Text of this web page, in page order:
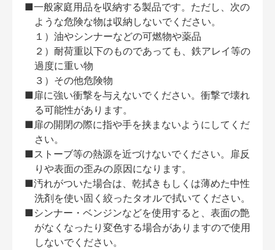
■一般家庭用品を収納する製品です。ただし、次の
ような危険な物は収納しないでください。
１）油やシンナーなどの可燃物や薬品
２）耐荷重以下のものであっても、鉄アレイ等の
過度に重い物
３）その他危険物
■扉に強い衝撃を与えないでください。衝撃で壊れ
る可能性があります。
■扉の開閉の際に指や手を挟まないようにしてくだ
さい。
■ストーブ等の熱源を近づけないでください。扉反
りや表面の歪みの原因になります。
■汚れがついた場合は、乾拭きもしくは薄めた中性
洗剤を使い固く絞ったタオルで拭いてください。
■シンナー・ベンジンなどを使用すると、表面の艶
がなくなったり変色する場合がありますので使用
しないでください。